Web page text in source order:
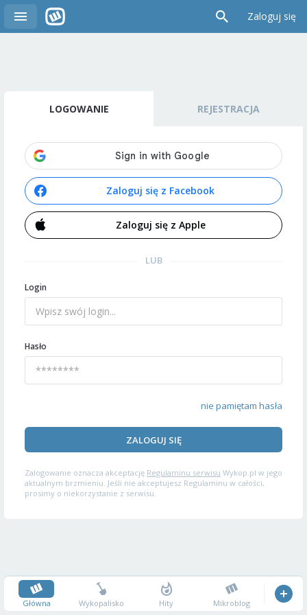
Zaloguj się
LOGOWANIE REJESTRACJA
Zaloguj się z Facebook
Zaloguj się z Apple
LUB
Login
Hasło
nie pamiętam hasła
ZALOGUJ SIĘ
Zalogowanie oznacza akceptację Regulaminu serwisu Wykop.pl w jego
aktualnym brzmieniu. Jeśli nie akceptujesz Regulaminu w całości,
prosimy o niekorzystanie z serwisu.
Główna Wykopalisko Hity Mikroblog